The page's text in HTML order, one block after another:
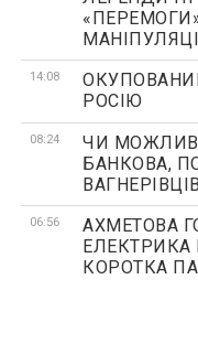
14:08
РОСІЮ
08:24
ЧИ
БАНКОВА,
06:56
АХМЕТОВА
ЕЛЕКТРИКА
КОРОТКА